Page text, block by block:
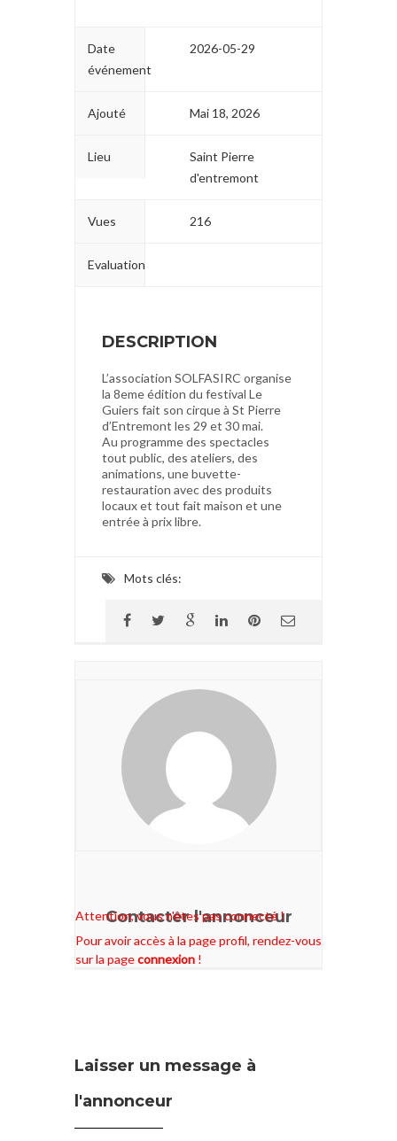
Date
événement
2026-05-29
Ajouté Mai 18, 2026
Lieu
Saint Pierre
d'entremont
Vues 216
Evaluation
DESCRIPTION
L’association SOLFASIRC organise
la 8eme édition du festival Le
Guiers fait son cirque à St Pierre
d’Entremont les 29 et 30 mai.
Au programme des spectacles
tout public, des ateliers, des
animations, une buvette-
restauration avec des produits
locaux et tout fait maison et une
entrée à prix libre.
Mots clés:
Contacter l'annonceur
Attention, vous n'êtes pas connecté !
Pour avoir accès à la page profil, rendez-vous
sur la pageconnexion !
Laisser un message à
l'annonceur